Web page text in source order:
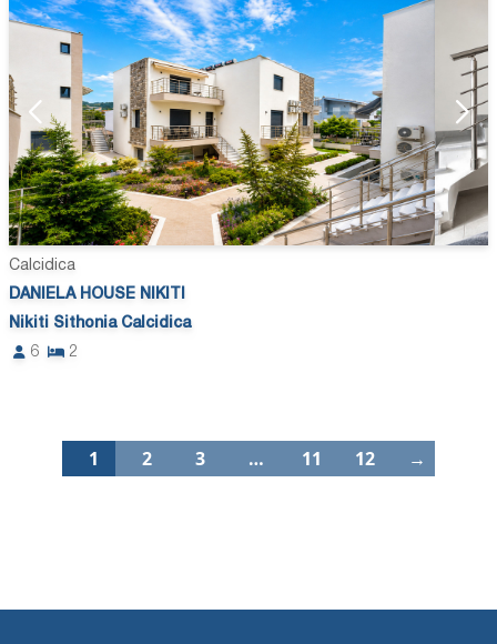
Calcidica
DANIELA HOUSE NIKITI
Nikiti Sithonia Calcidica
6
2
1 2 3 … 11 12 →